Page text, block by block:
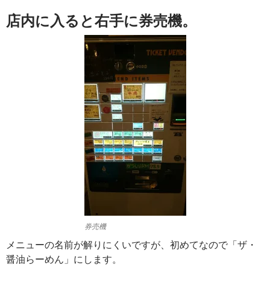
店内に入ると右手に券売機。
券売機
メニューの名前が解りにくいですが、初めてなので「ザ・
醤油らーめん」にします。